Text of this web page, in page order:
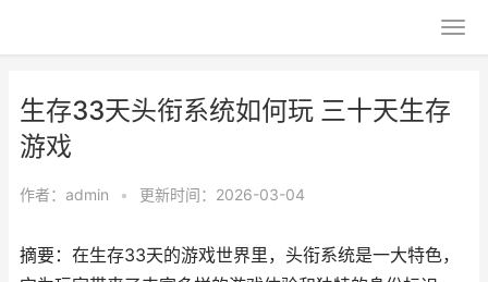
生存33天头衔系统如何玩 三十天生存
游戏
作者： admin • 更新时间：2026-03-04
摘要：在生存33天的游戏世界里，头衔系统是一大特色，